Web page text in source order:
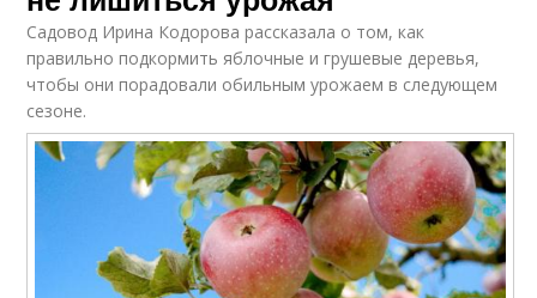
Садовод Ирина Кодорова рассказала о том, как
правильно подкормить яблочные и грушевые деревья,
чтобы они порадовали обильным урожаем в следующем
сезоне.